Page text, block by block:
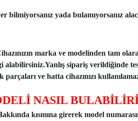
bilmiyorsanız yada bulamıyorsanız
marka ve modelinden tam
sipariş verildiğinde
parçaları ve hatta cihazınızı
NASIL
kısmına girerek model